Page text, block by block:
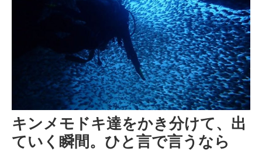
キンメモドキ達をかき分けて、出
ていく瞬間。ひと言で言うなら